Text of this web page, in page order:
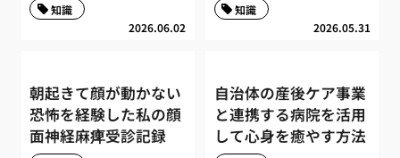
2026.06.02
知識
2026.05.31
知識
朝起きて顔が動かない
恐怖を経験した私の顔
面神経麻痺受診記録
自治体の産後ケア事業
と連携する病院を活用
して心身を癒やす方法